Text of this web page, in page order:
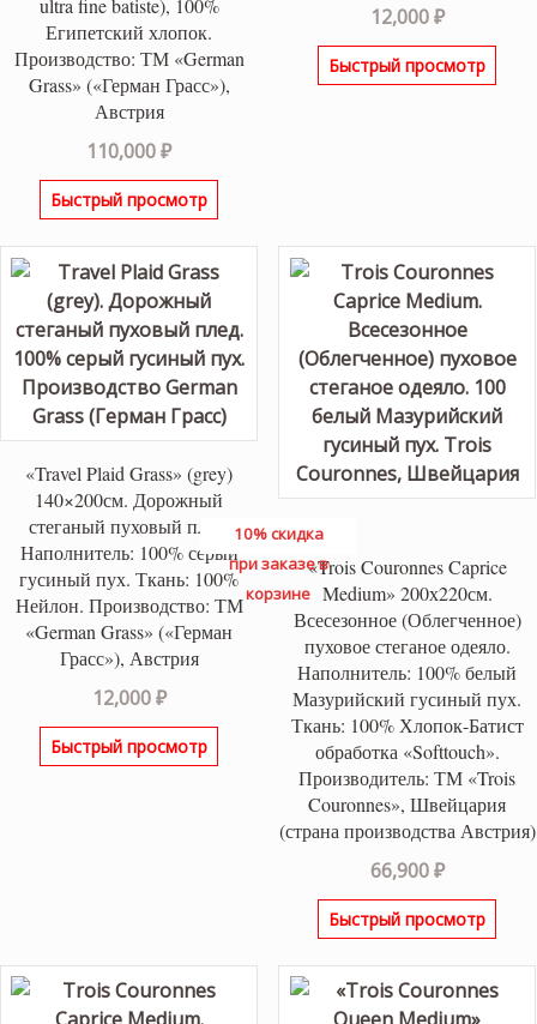
ultra fine batiste), 100%
Египетский хлопок.
Производство: ТМ «German
Grass» («Герман Грасс»),
Австрия
110,000₽
Быстрый просмотр
12,000₽
Быстрый просмотр
«Travel Plaid Grass» (grey)
140×200см. Дорожный
стеганый пуховый плед.
Наполнитель: 100% серый
гусиный пух. Ткань: 100%
Нейлон. Производство: ТМ
«German Grass» («Герман
Грасс»), Австрия
12,000₽
Быстрый просмотр
10% скидка
при заказе в
корзине
«Trois Couronnes Caprice
Medium» 200х220см.
Всесезонное (Облегченное)
пуховое стеганое одеяло.
Наполнитель: 100% белый
Мазурийский гусиный пух.
Ткань: 100% Хлопок-Батист
обработка «Softtouch».
Производитель: ТМ «Trois
Couronnes», Швейцария
(страна производства Австрия)
66,900₽
Быстрый просмотр